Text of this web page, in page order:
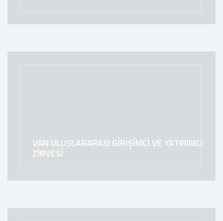
VAN ULUSLARARASI GİRİŞİMCİ VE YATIRIMCI
ZİRVESİ